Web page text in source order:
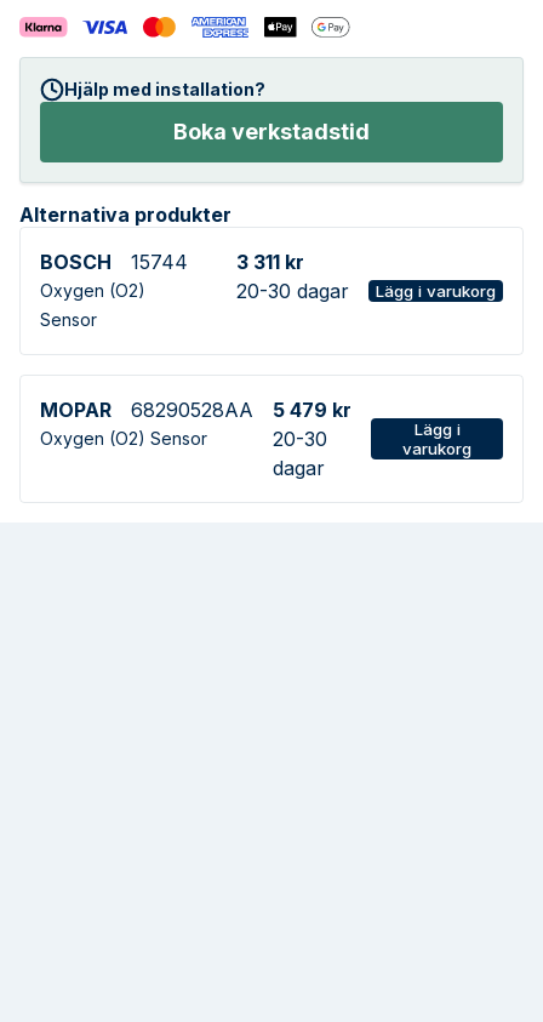
Hjälp med installation?
Boka verkstadstid
Alternativa produkter
BOSCH
15744
Oxygen (O2)
Sensor
3 311 kr
20-30 dagar
Lägg i varukorg
MOPAR 68290528AA
Oxygen (O2) Sensor
5 479 kr
20-30
dagar
Lägg i
varukorg